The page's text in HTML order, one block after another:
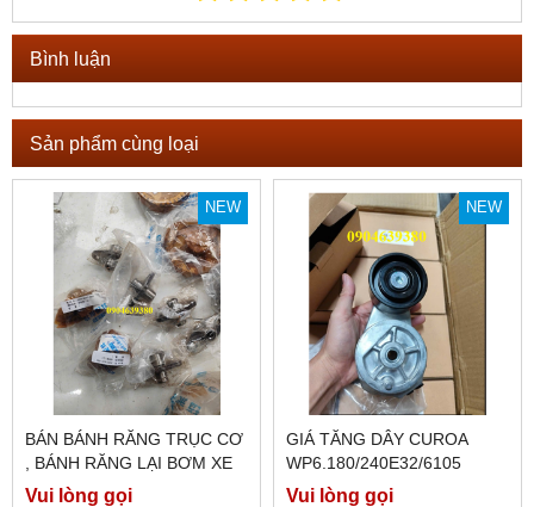
Bình luận
Sản phẩm cùng loại
NEW
BÁN BÁNH RĂNG TRỤC CƠ
, BÁNH RĂNG LẠI BƠM XE
FAW J5 2014 MÁY XANH
Vui lòng gọi
NEW
GIÁ TĂNG DÂY CUROA
WP6.180/240E32/6105
(TRƠN)
Vui lòng gọi